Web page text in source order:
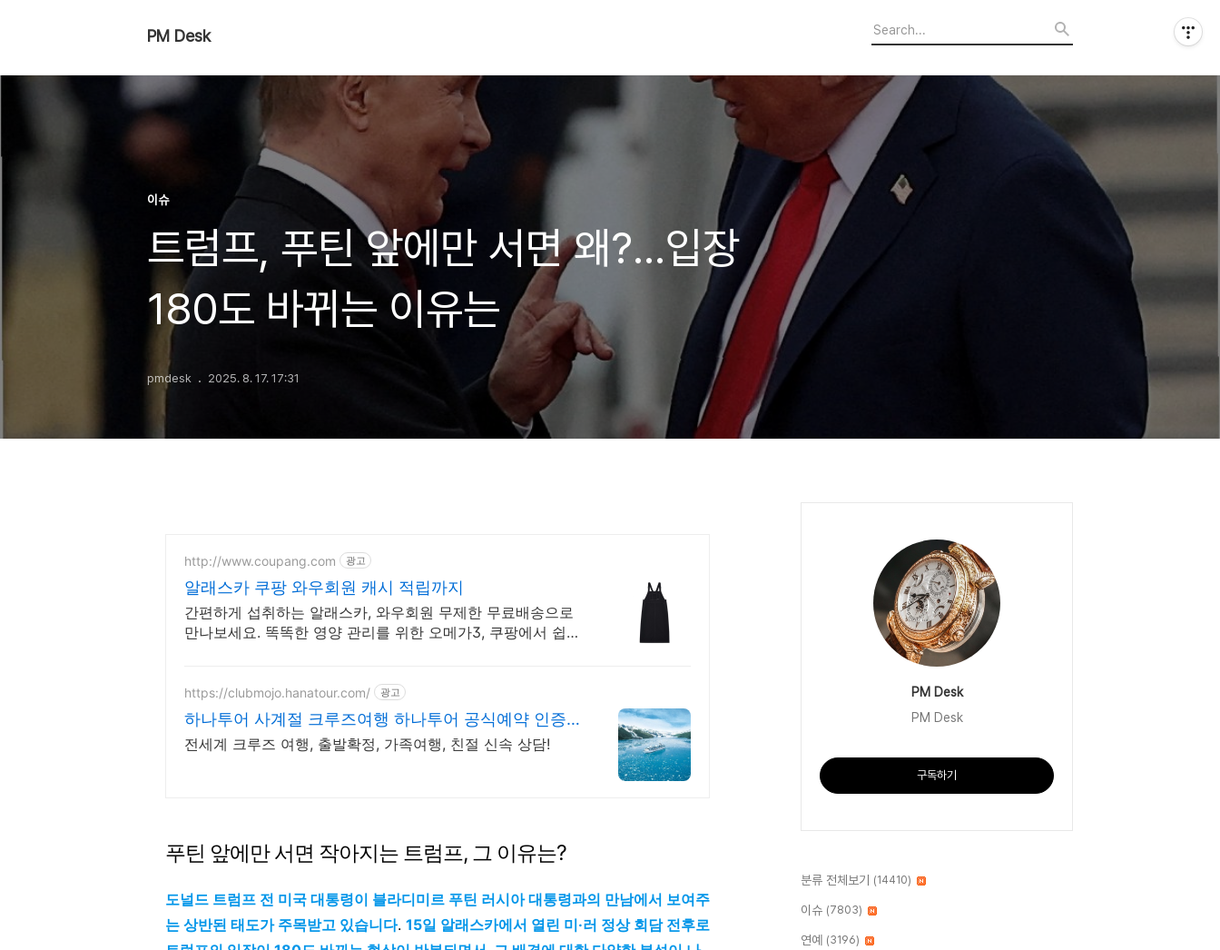
PM Desk
이슈
트럼프, 푸틴 앞에만 서면 왜?…입장
180도 바뀌는 이유는
pmdesk 2025. 8. 17. 17:31
http://www.coupang.com 광고
알래스카 쿠팡 와우회원 캐시 적립까지
간편하게 섭취하는 알래스카, 와우회원 무제한 무료배송으로
만나보세요. 똑똑한 영양 관리를 위한 오메가3, 쿠팡에서 쉽고
https://clubmojo.hanatour.com/ 광고
하나투어 사계절 크루즈여행 하나투어 공식예약 인증
센터
전세계 크루즈 여행, 출발확정, 가족여행, 친절 신속 상담!
푸틴 앞에만 서면 작아지는 트럼프, 그 이유는?
도널드 트럼프 전 미국 대통령이 블라디미르 푸틴 러시아 대통령과의 만남에서 보여주
는 상반된 태도가 주목받고 있습니다. 15일 알래스카에서 열린 미·러 정상 회담 전후로
PM Desk
PM Desk
구독하기
분류 전체보기 (14410)
이슈 (7803)
연예 (3196)